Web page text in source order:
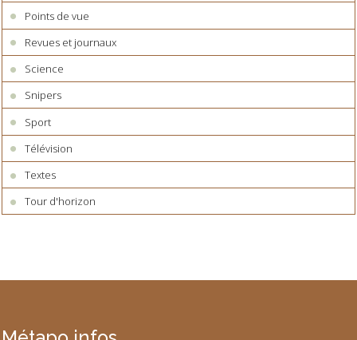
Points de vue
Revues et journaux
Science
Snipers
Sport
Télévision
Textes
Tour d'horizon